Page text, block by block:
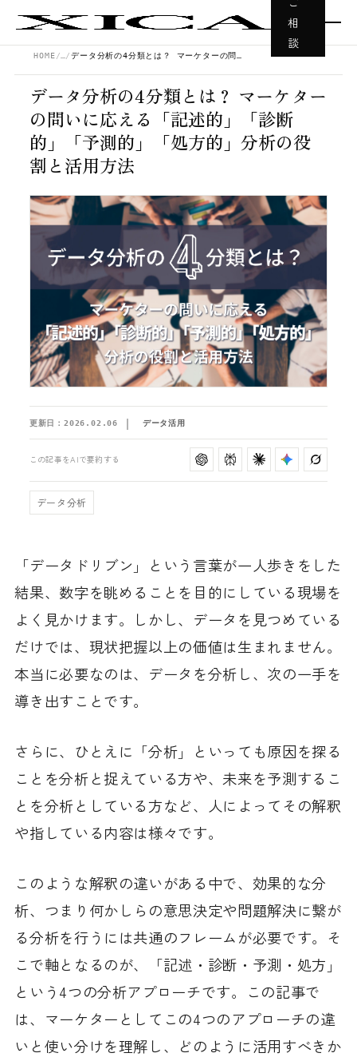
相
談
HOME
データ分析の4分類とは？ マーケター
の問いに応える「記述的」「診断
的」「予測的」「処方的」分析の役
割と活用方法
更新日： 2026.02.06 データ活用
この記事をAIで要約する
データ分析
「データドリブン」という言葉が一人歩きをした
結果、数字を眺めることを目的にしている現場を
よく見かけます。しかし、データを見つめている
だけでは、現状把握以上の価値は生まれません。
本当に必要なのは、データを分析し、次の一手を
導き出すことです。
さらに、ひとえに「分析」といっても原因を探る
ことを分析と捉えている方や、未来を予測するこ
とを分析としている方など、人によってその解釈
や指している内容は様々です。
このような解釈の違いがある中で、効果的な分
析、つまり何かしらの意思決定や問題解決に繋が
る分析を行うには共通のフレームが必要です。そ
こで軸となるのが、「記述・診断・予測・処方」
という4つの分析アプローチです。この記事で
は、マーケターとしてこの4つのアプローチの違
いと使い分けを理解し、どのように活用すべきか